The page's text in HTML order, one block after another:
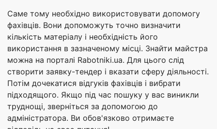
Саме тому необхідно використовувати допомогу
фахівців. Вони допоможуть точно визначити
кількість матеріалу і необхідність його
використання в зазначеному місці. Знайти майстра
можна на порталі Rabotniki.ua. Для цього слід
створити заявку-тендер і вказати сферу діяльності.
Потім дочекатися відгуків фахівців і вибрати
підходящого. Якщо під час пошуку у вас виникли
труднощі, зверніться за допомогою до
адміністратора. Ви обов'язково отримаєте